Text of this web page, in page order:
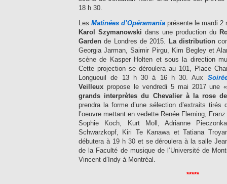
18 h 30.
Les Matinées d’Opéramania présente le mardi
Karol Szymanowski dans une production du
Gardende Londres de 2015. La distribution
Georgia Jarman, Saimir Pirgu, Kim Begley et
scène de Kasper Holten et sous la direction
Cette projection se déroulera au 101, Place
Longueuil de 13 h 30 à 16 h 30. Aux
Veilleux propose le vendredi 5 mai 2017 une «
grands interprètes du Chevalier à la rose
prendra la forme d’une sélection d’extraits tirés
l’oeuvre mettant en vedette Renée Fleming,
Sophie Koch, Kurt Moll, Adrianne
Schwarzkopf, Kiri Te Kanawa et Tatiana
débutera à 19 h 30 et se déroulera à la salle
de la Faculté de musique de l’Université de
Vincent-d’Indy à Montréal.
*****